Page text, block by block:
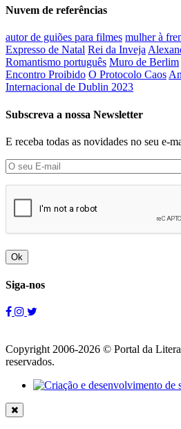
Nuvem de referências
autor de guiões para filmes mulher à
Expresso de Natal Rei da Inveja
Romantismo português Muro de Berlim
Encontro Proibido O Protocolo Caos
Internacional de Dublin 2023
Subscreva a nossa Newsletter
E receba todas as novidades no seu e-
Ok
Siga-nos
Copyright 2006-2026 © Portal da
reservados.